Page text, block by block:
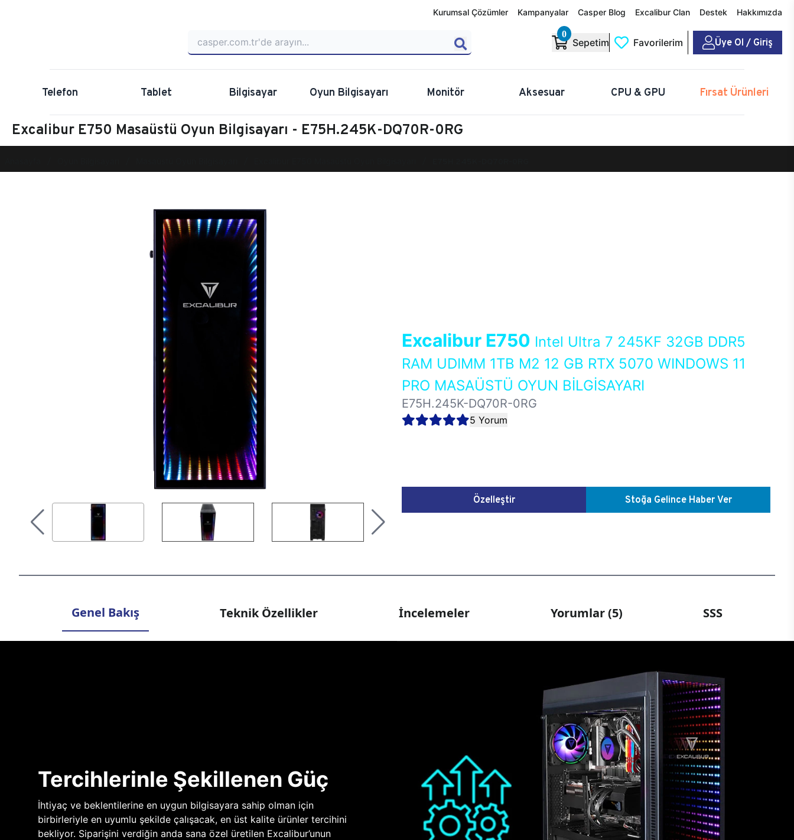
Kurumsal Çözümler Kampanyalar Casper Blog Excalibur Clan Destek Hakkımızda
0
Sepetim Favorilerim Üye Ol / Giriş
Telefon Tablet Bilgisayar Oyun Bilgisayarı Monitör Aksesuar CPU & GPU Fırsat Ürünleri
Excalibur E750 Masaüstü Oyun Bilgisayarı - E75H.245K-DQ70R-0RG
Excalibur E750 Intel Ultra 7 245KF 32GB DDR5
RAM UDIMM 1TB M2 12 GB RTX 5070 WINDOWS 11
PRO MASAÜSTÜ OYUN BİLGİSAYARI
E75H.245K-DQ70R-0RG
5 Yorum
Özelleştir Stoğa Gelince Haber Ver
Genel Bakış Teknik Özellikler İncelemeler Yorumlar (5) SSS
Tercihlerinle Şekillenen Güç
İhtiyaç ve beklentilerine en uygun bilgisayara sahip olman için
birbirleriyle en uyumlu şekilde çalışacak, en üst kalite ürünler tercihini
bekliyor. Siparişini verdiğin anda sana özel üretilen Excalibur’unun